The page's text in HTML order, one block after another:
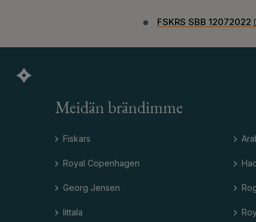
FSKRS SBB 12072022
Meidän brändimme
Fiskars
Royal Copenhagen
Georg Jensen
Iittala